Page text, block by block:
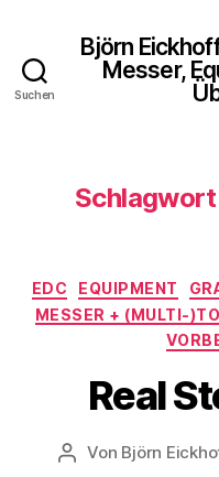
Suchen
Björn
Messer,
EDC EQUIPMENT
MESSER + (MULTI-
Real
Beitragsautor
Von Björn